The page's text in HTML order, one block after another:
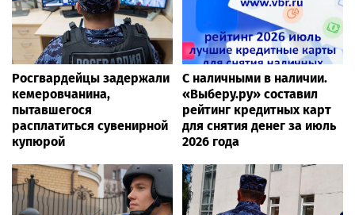
Росгвардейцы задержали
кемеровчанина,
пытавшегося
расплатиться сувенирной
купюрой
С наличными в наличии.
«Выберу.ру» составил
рейтинг кредитных карт
для снятия денег за июль
2026 года